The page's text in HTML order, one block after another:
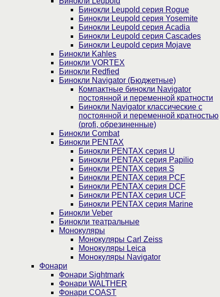
Бинокли Leupold серия Rogue
Бинокли Leupold серия Yosemite
Бинокли Leupold серия Acadia
Бинокли Leupold серия Cascades
Бинокли Leupold серия Mojave
Бинокли Kahles
Бинокли VORTEX
Бинокли Redfied
Бинокли Navigator (Бюджетные)
Компактные бинокли Navigator
постоянной и переменной кратности
Бинокли Navigator классические с
постоянной и переменной кратностью
(profi, обрезиненные)
Бинокли Combat
Бинокли PENTAX
Бинокли PENTAX серия U
Бинокли PENTAX серия Papilio
Бинокли PENTAX серия S
Бинокли PENTAX серия PCF
Бинокли PENTAX серия DCF
Бинокли PENTAX серия UCF
Бинокли PENTAX серия Marine
Бинокли Veber
Бинокли театральные
Монокуляры
Монокуляры Carl Zeiss
Монокуляры Leica
Монокуляры Navigator
Фонари
Фонари Sightmark
Фонари WALTHER
Фонари COAST